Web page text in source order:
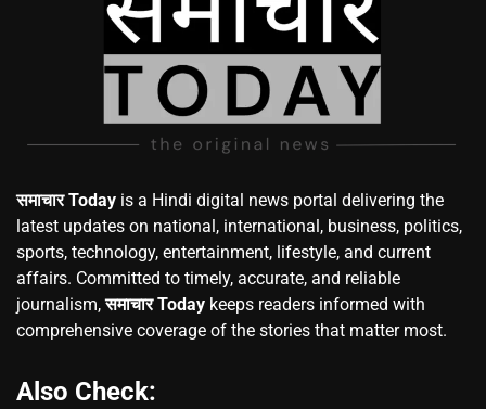
समाचार Today is a Hindi digital news portal delivering the
latest updates on national, international, business, politics,
sports, technology, entertainment, lifestyle, and current
affairs. Committed to timely, accurate, and reliable
journalism,समाचार Today keeps readers informed with
comprehensive coverage of the stories that matter most.
Also Check: